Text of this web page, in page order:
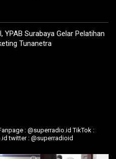
YPAB Surabaya Gelar Pelatihan
Tunanetra
: @superradio.id TikTok :
twitter : @superradioid